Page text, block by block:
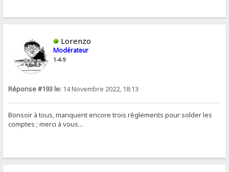
Lorenzo
Modérateur
1-4-9
Réponse #193 le: 14 Novembre 2022, 18:13
Bonsoir à tous, manquent encore trois règlements pour solder les
comptes ; merci à vous...